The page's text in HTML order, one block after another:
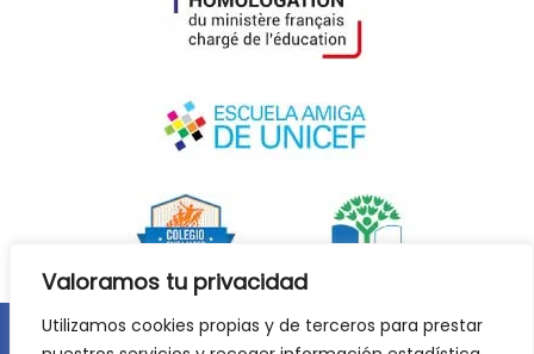
Valoramos tu privacidad
Utilizamos cookies propias y de terceros para prestar